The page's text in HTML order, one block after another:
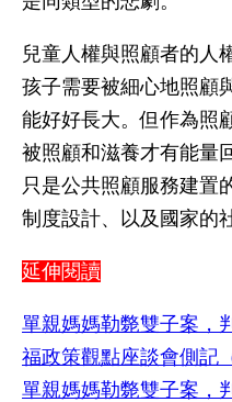
兒童人權與照顧者的人
孩子需要被細心地照顧
能好好長大。但作為照
被照顧和滋養才有能量
只是公共照顧服務建置
制度設計、以及國家的
延伸閱讀
單親媽媽勒斃雙子案，
福政策觀點座談會側記
單親媽媽勒斃雙子案，